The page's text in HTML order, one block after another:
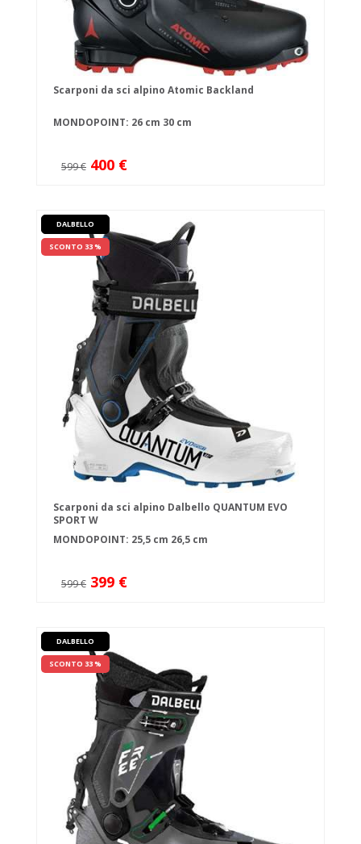
Scarponi da sci alpino Atomic Backland
MONDOPOINT: 26 cm 30 cm
599 € 400 €
DALBELLO
SCONTO 33 %
Scarponi da sci alpino Dalbello QUANTUM EVO
SPORT W
MONDOPOINT: 25,5 cm 26,5 cm
599 € 399 €
DALBELLO
SCONTO 33 %